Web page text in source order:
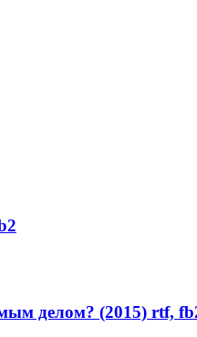
делом? (2015) rtf,